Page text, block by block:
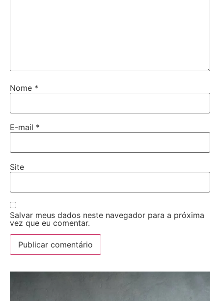
Nome *
E-mail *
Site
Salvar meus dados neste navegador para a próxima
vez que eu comentar.